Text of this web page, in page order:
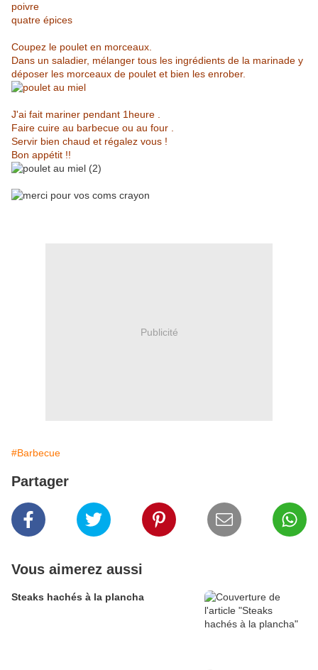
poivre
quatre épices
Coupez le poulet en morceaux.
Dans un saladier, mélanger tous les ingrédients de la marinade y
déposer les morceaux de poulet et bien les enrober.
J'ai fait mariner pendant 1heure .
Faire cuire au barbecue ou au four .
Servir bien chaud et régalez vous !
Bon appétit !!
Publicité
#Barbecue
Partager
Vous aimerez aussi
Steaks hachés à la plancha